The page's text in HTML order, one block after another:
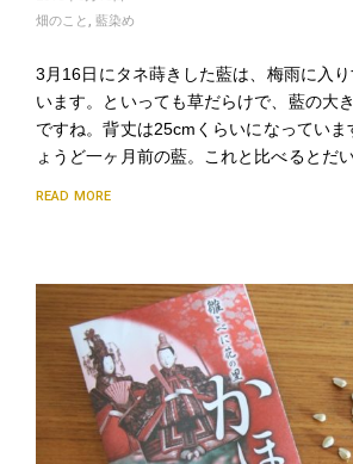
畑のこと , 藍染め
3月16日にタネ蒔きした藍は、梅雨に入
います。といっても草だらけで、藍の大
ですね。背丈は25cmくらいになっていま
ょうど一ヶ月前の藍。これと比べるとだ
READ MORE